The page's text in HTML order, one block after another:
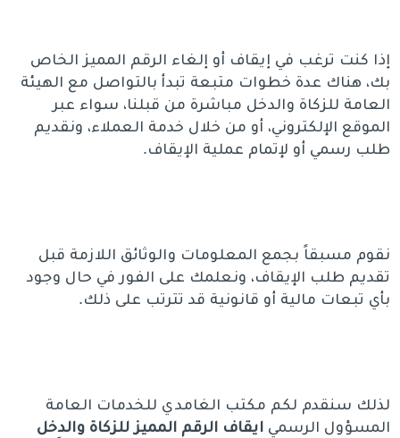
إذا كنت ترغب في إيقاف أو إلغاء الرقم المميز الخاص
بك، هناك عدة خطوات متبعة تبدأ بالتواصل مع الهيئة
العامة للزكاة والدخل مباشرة من قبلنا، سواء عبر
الموقع الإلكتروني، أو من خلال خدمة العملاء، ونقديم
طلب رسمي أو لإتمام عملية الإيقاف.
نقوم مسبقاً بجمع المعلومات والوثائق اللازمة قبل
تقديم طلب الإيقاف، ونعلمك على الفور في حال وجود
بأي تبعات مالية أو قانونية قد تترتب على ذلك.
لذلك سنقدم لكم مكتب الغامدي للخدمات العامة
المسؤول الرسميايقاف الرقم المميز للزكاة والدخل